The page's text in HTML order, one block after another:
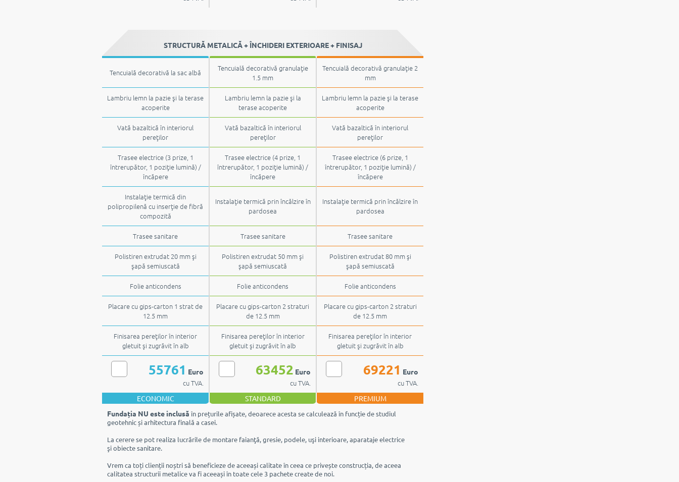
STRUCTURĂ METALICĂ + ÎNCHIDERI EXTERIOARE + FINISAJ
Tencuială decorativă la sac albă
Tencuială decorativă granulaţie
1.5 mm
Tencuială decorativă granulaţie 2
mm
Lambriu lemn la pazie şi la terase
acoperite
Lambriu lemn la pazie şi la
terase acoperite
Lambriu lemn la pazie şi la terase
acoperite
Vată bazaltică în interiorul
pereţilor
Vată bazaltică în interiorul
pereţilor
Vată bazaltică în interiorul
pereţilor
Trasee electrice (3 prize, 1
întrerupător, 1 poziţie lumină) /
încăpere
Trasee electrice (4 prize, 1
întrerupător, 1 poziţie lumină) /
încăpere
Trasee electrice (6 prize, 1
întrerupător, 1 poziţie lumină) /
încăpere
Instalaţie termică din
polipropilenă cu inserţie de fibră
compozită
Instalaţie termică prin încălzire în
pardosea
Instalaţie termică prin încălzire în
pardosea
Trasee sanitare Trasee sanitare Trasee sanitare
Polistiren extrudat 20 mm şi
şapă semiuscată
Polistiren extrudat 50 mm şi
şapă semiuscată
Polistiren extrudat 80 mm şi
şapă semiuscată
Folie anticondens Folie anticondens Folie anticondens
Placare cu gips-carton 1 strat de
12.5 mm
Placare cu gips-carton 2 straturi
de 12.5 mm
Placare cu gips-carton 2 straturi
de 12.5 mm
Finisarea pereţilor în interior
gletuit şi zugrăvit în alb
Finisarea pereţilor în interior
gletuit şi zugrăvit în alb
Finisarea pereţilor în interior
gletuit şi zugrăvit în alb
55761 Euro
cu TVA.
63452 Euro
cu TVA.
69221 Euro
cu TVA.
ECONOMIC STANDARD
PREMIUM
Fundația NU este inclusă în prețurile afișate, deoarece acesta se calculează în funcție de studiul
geotehnic și arhitectura finală a casei.
La cerere se pot realiza lucrările de montare faianţă, gresie, podele, uşi interioare, aparataje electrice
şi obiecte sanitare.
Vrem ca toți clienții noștri să beneficieze de aceeași calitate în ceea ce privește construcția, de aceea
calitatea structurii metalice va fi aceeași în toate cele 3 pachete create de noi.